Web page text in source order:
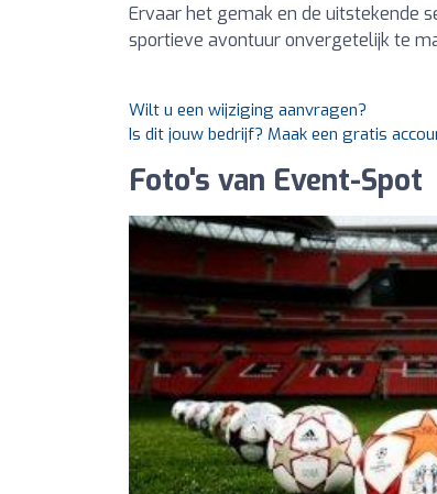
Ervaar het gemak en de uitstekende
sportieve avontuur onvergetelijk te
Wilt u een wijziging aanvragen?
Is dit jouw bedrijf? Maak een gratis
Foto's van Event-Spot